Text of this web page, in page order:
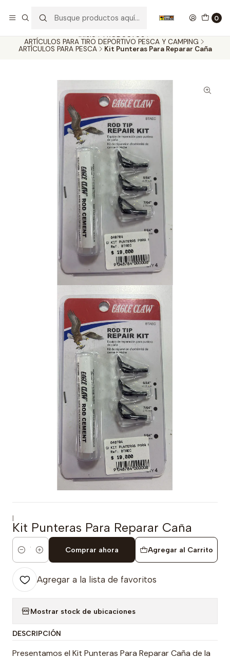
0
Inicio
PRODUCTOS
ARTÍCULOS PARA TIRO DEPORTIVO PESCA Y CAMPING
ARTÍCULOS PARA PESCA
Kit Punteras Para Reparar Caña
|
Kit Punteras Para Reparar Caña
Cantidad
Agregar al Carrito
Comprar ahora
Agregar a la lista de favoritos
Mostrar stock de ubicaciones
DESCRIPCIÓN
Presentamos el Kit Punteras Para Reparar Caña de la